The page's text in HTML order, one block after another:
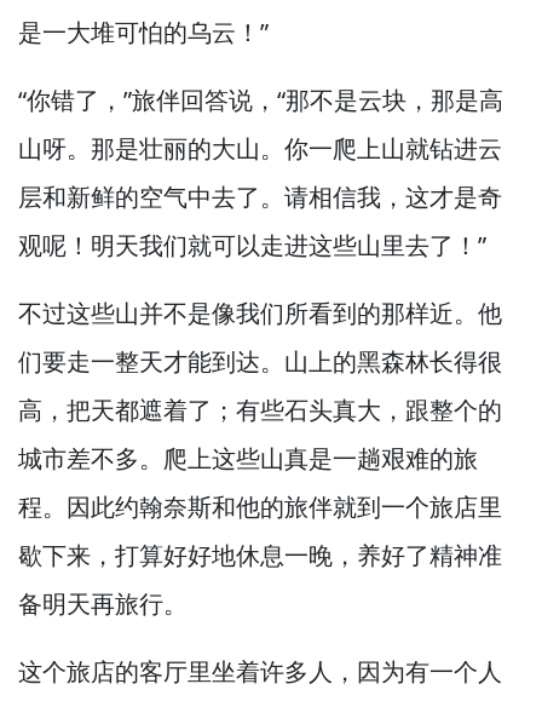
是一大堆可怕的乌云！”
“你错了，”旅伴回答说， “那不是云块， 那是高
山呀。 那是壮丽的大山。 你一爬上山就钻进云
层和新鲜的空气中去了。 请相信我， 这才是奇
观呢！ 明天我们就可以走进这些山里去了！”
不过这些山并不是像我们所看到的那样近。 他
们要走一整天才能到达。 山上的黑森林长得很
高， 把天都遮着了；有些石头真大， 跟整个的
城市差不多。 爬上这些山真是一趟艰难的旅
程。 因此约翰奈斯和他的旅伴就到一个旅店里
歇下来， 打算好好地休息一晚， 养好了精神准
备明天再旅行。
这个旅店的客厅里坐着许多人， 因为有一个人